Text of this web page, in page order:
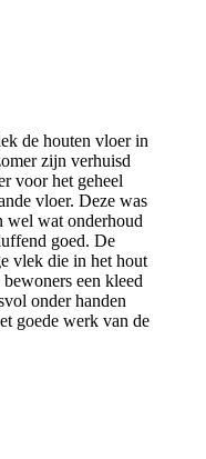
de houten vloer in
zijn verhuisd
voor het geheel
vloer. Deze was
wel wat onderhoud
goed. De
vlek die in het hout
een kleed
onder handen
goede werk van de